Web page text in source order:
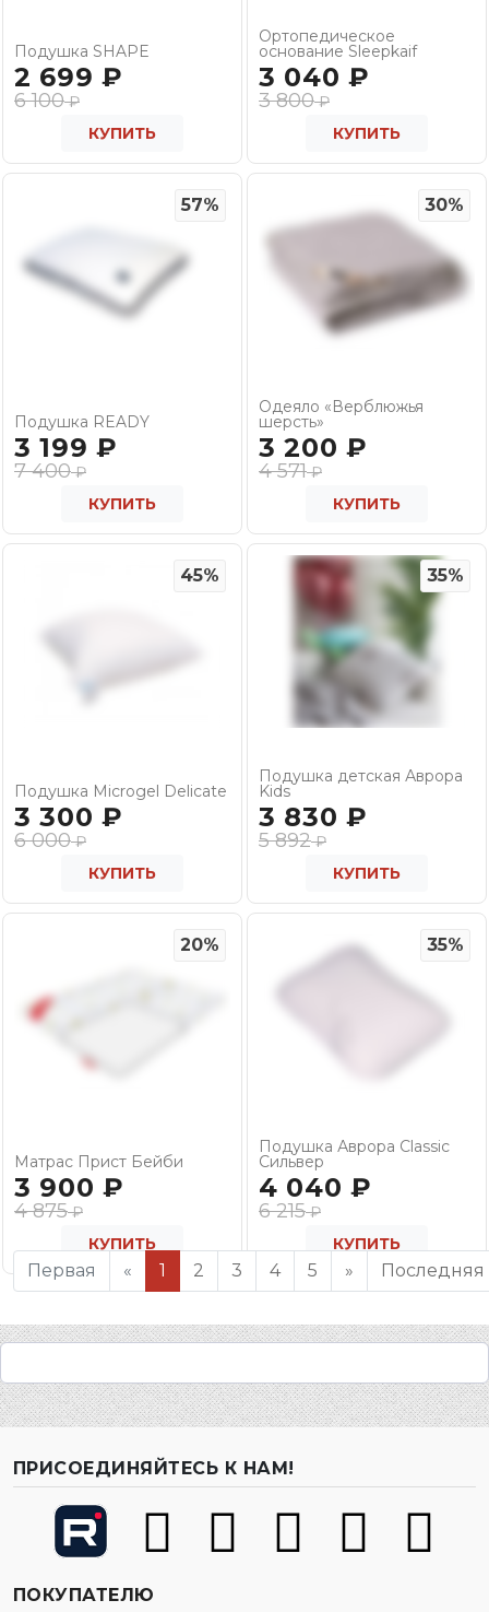
Подушка SHAPE
2 699 ₽
6 100₽
КУПИТЬ
Ортопедическое
основание Sleepkaif
3 040 ₽
3 800₽
КУПИТЬ
57%
Подушка READY
3 199 ₽
7 400₽
КУПИТЬ
30%
Одеяло «Верблюжья
шерсть»
3 200 ₽
4 571₽
КУПИТЬ
45%
Подушка Microgel Delicate
3 300 ₽
6 000₽
КУПИТЬ
35%
Подушка детская Аврора
Kids
3 830 ₽
5 892₽
КУПИТЬ
20%
Матрас Прист Бейби
3 900 ₽
4 875₽
КУПИТЬ
35%
Подушка Аврора Classic
Сильвер
4 040 ₽
6 215₽
КУПИТЬ
Первая « 1 2 3 4 5 » Последняя
ПРИСОЕДИНЯЙТЕСЬ К НАМ!
ПОКУПАТЕЛЮ